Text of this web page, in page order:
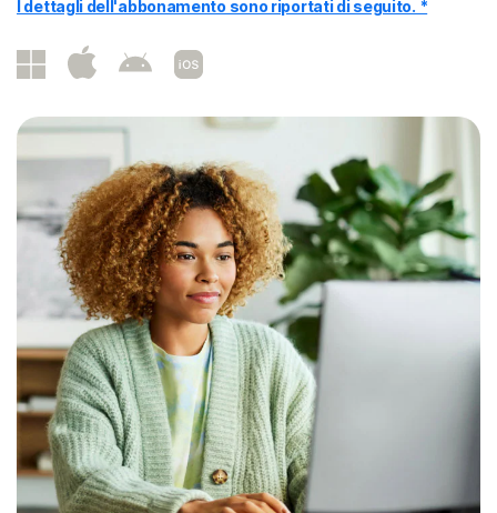
I dettagli dell'abbonamento sono riportati di seguito. *